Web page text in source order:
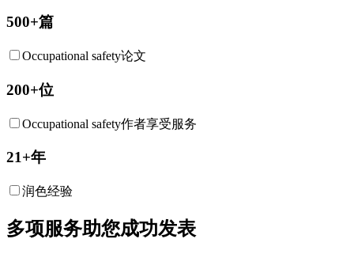
500+篇
Occupational safety论文
200+位
Occupational safety作者享受服务
21+年
润色经验
多项服务助您成功发表